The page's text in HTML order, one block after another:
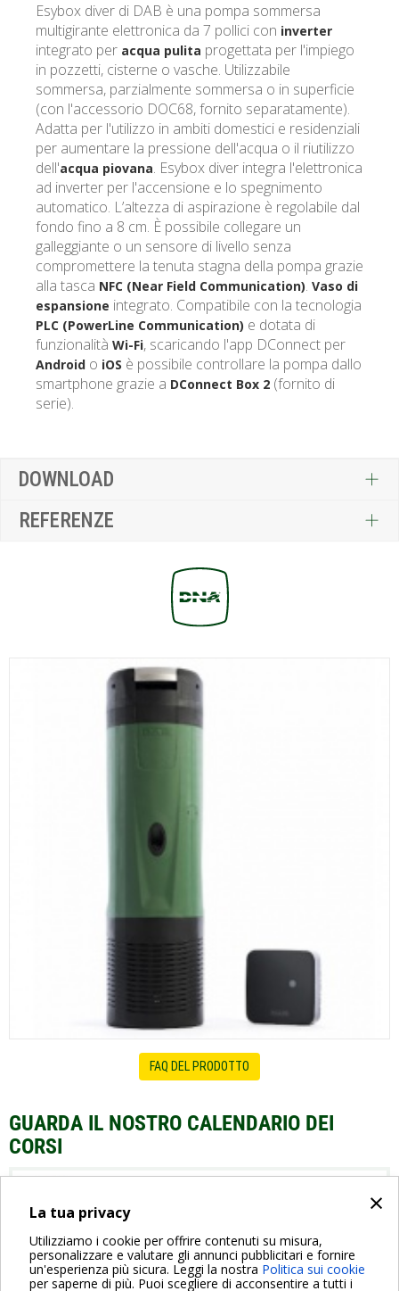
×
La tua privacy
Utilizziamo i cookie per offrire contenuti su misura,
personalizzare e valutare gli annunci pubblicitari e fornire
un'esperienza più sicura. Leggi la nostra Politica sui cookie
per saperne di più. Puoi scegliere di acconsentire a tutti i
Esybox diver di DAB è una pompa sommersa
multigirante elettronica da 7 pollici con inverter
integrato per acqua pulita progettata per l'impiego
in pozzetti, cisterne o vasche. Utilizzabile
sommersa, parzialmente sommersa o in superficie
(con l'accessorio DOC68, fornito separatamente).
Adatta per l'utilizzo in ambiti domestici e residenziali
per aumentare la pressione dell'acqua o il riutilizzo
dell'acqua piovana. Esybox diver integra l'elettronica
ad inverter per l'accensione e lo spegnimento
automatico. L’altezza di aspirazione è regolabile dal
fondo fino a 8 cm. È possibile collegare un
galleggiante o un sensore di livello senza
compromettere la tenuta stagna della pompa grazie
alla tasca NFC (Near Field Communication). Vaso di
espansione integrato. Compatibile con la tecnologia
PLC (PowerLine Communication) e dotata di
funzionalità Wi-Fi, scaricando l'app DConnect per
Android o iOS è possibile controllare la pompa dallo
smartphone grazie a DConnect Box 2 (fornito di
serie).
DOWNLOAD
REFERENZE
FAQ DEL PRODOTTO
GUARDA IL NOSTRO CALENDARIO DEI
CORSI